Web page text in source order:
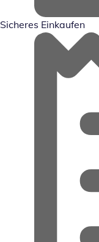
Sicheres Einkaufen